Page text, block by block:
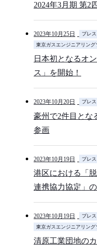
2024年3月期 第2
2023年10月25日 プレ
東京ガスエンジニアリン
日本初となるオ
ス」を開始！
2023年10月20日 プレ
豪州で2件目とな
参画
2023年10月19日 プレ
港区における「
連携協力協定」
2023年10月19日
プレ
東京ガスエンジニアリン
清原工業団地の